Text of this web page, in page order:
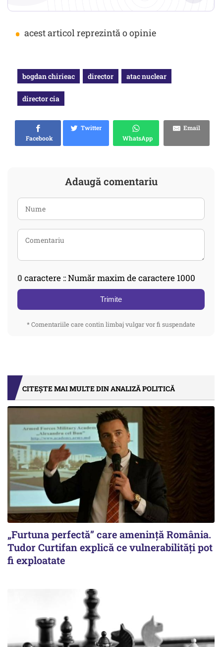
• acest articol reprezintă o opinie
bogdan chirieac director atac nuclear
director cia
Facebook
Twitter
WhatsApp
Email
Adaugă comentariu
0 caractere :: Număr maxim de caractere 1000
Trimite
* Comentariile care contin limbaj vulgar vor fi suspendate
CITEȘTE MAI MULTE DIN ANALIZĂ POLITICĂ
„Furtuna perfectă” care amenință România.
Tudor Curtifan explică ce vulnerabilități pot
fi exploatate